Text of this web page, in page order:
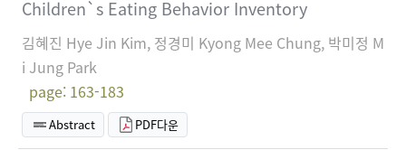
Children`s Eating Behavior Inventory
김혜진 Hye Jin Kim, 정경미 Kyong Mee Chung, 박미정 M
i Jung Park
page: 163-183
Abstract PDF다운